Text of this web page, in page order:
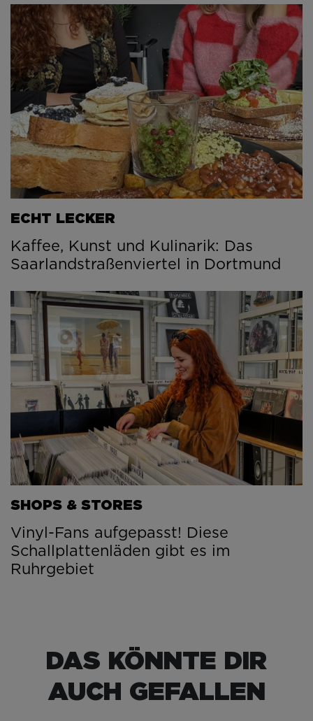
ECHT LECKER
Kaffee, Kunst und Kulinarik: Das
Saarlandstraßenviertel in Dortmund
SHOPS & STORES
Vinyl-Fans aufgepasst! Diese
Schallplattenläden gibt es im
Ruhrgebiet
DAS KÖNNTE DIR
AUCH GEFALLEN